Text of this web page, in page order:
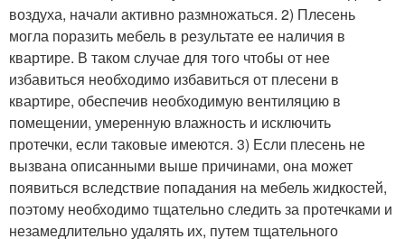
воздуха, начали активно размножаться. 2) Плесень
могла поразить мебель в результате ее наличия в
квартире. В таком случае для того чтобы от нее
избавиться необходимо избавиться от плесени в
квартире, обеспечив необходимую вентиляцию в
помещении, умеренную влажность и исключить
протечки, если таковые имеются. 3) Если плесень не
вызвана описанными выше причинами, она может
появиться вследствие попадания на мебель жидкостей,
поэтому необходимо тщательно следить за протечками и
незамедлительно удалять их, путем тщательного